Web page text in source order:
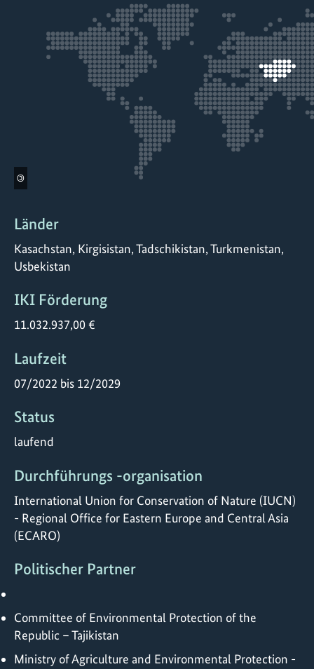
©
Länder
Kasachstan, Kirgisistan, Tadschikistan, Turkmenistan,
Usbekistan
IKI Förderung
11.032.937,00 €
Laufzeit
07/2022 bis 12/2029
Status
laufend
Durchführungs -organisation
International Union for Conservation of Nature (IUCN)
- Regional Office for Eastern Europe and Central Asia
(ECARO)
Politischer Partner
Committee of Environmental Protection of the
Republic – Tajikistan
Ministry of Agriculture and Environmental Protection -